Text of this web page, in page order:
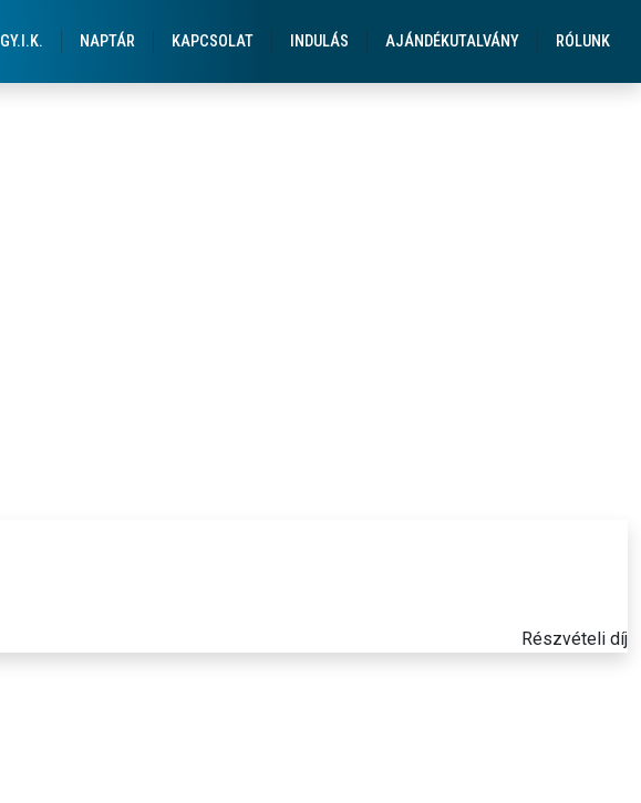
GY.I.K. NAPTÁR KAPCSOLAT INDULÁS AJÁNDÉKUTALVÁNY RÓLUNK
Részvételi díj